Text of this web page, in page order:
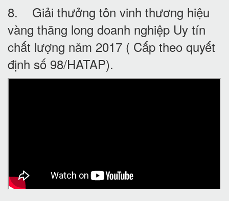
8. Giải thưởng tôn vinh thương hiệu
vàng thăng long doanh nghiệp Uy tín
chất lượng năm 2017 ( Cấp theo quyết
định số 98/HATAP).